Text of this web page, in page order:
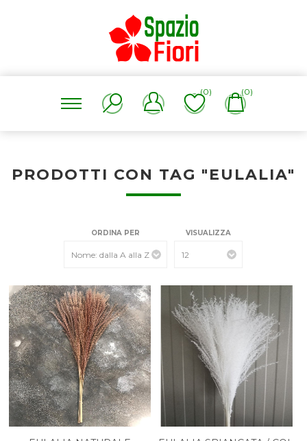
(0) (0)
PRODOTTI CON TAG "EULALIA"
ORDINA PER VISUALIZZA